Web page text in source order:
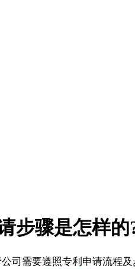
步骤是怎样的
需要遵照专利申请流程